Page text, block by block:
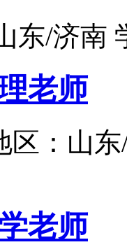
东/济南
老师
区：山
老师